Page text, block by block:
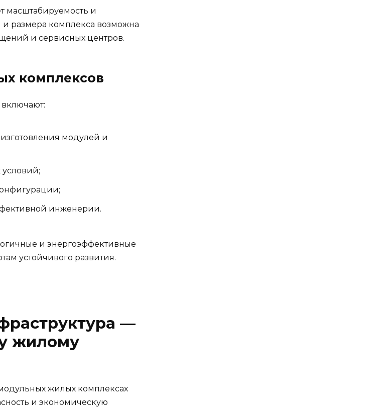
масштабируемость и
и размера комплекса возможна
и сервисных центров.
комплексов
изготовления модулей и
условий;
инженерии.
и энергоэффективные
устойчивого развития.
—
жилому
жилых комплексах
и экономическую